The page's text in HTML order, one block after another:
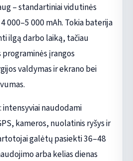
– standartiniai vidutinės
000–5 000 mAh. Tokia baterija
ilgą darbo laiką, tačiau
įrangos
valdymas ir ekrano bei
intensyviai naudodami
kameros, nuolatinis ryšys ir
galėtų pasiekti 36–48
arba kelias dienas